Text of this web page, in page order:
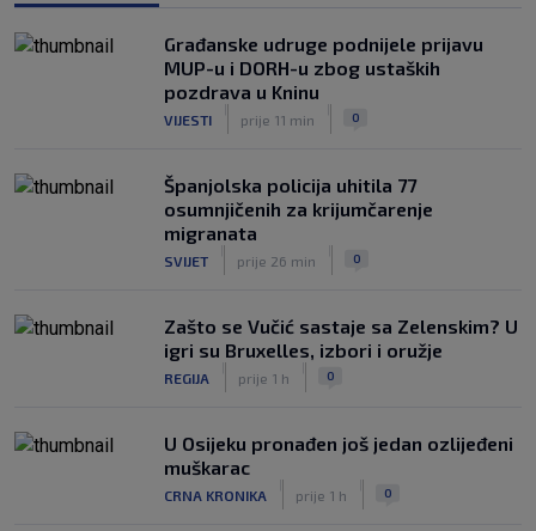
Građanske udruge podnijele prijavu
MUP-u i DORH-u zbog ustaških
pozdrava u Kninu
VIJESTI prije 11 min 0
Španjolska policija uhitila 77
osumnjičenih za krijumčarenje
migranata
SVIJET prije 26 min 0
Zašto se Vučić sastaje sa Zelenskim? U
igri su Bruxelles, izbori i oružje
REGIJA prije 1 h 0
U Osijeku pronađen još jedan ozlijeđeni
muškarac
CRNA KRONIKA prije 1 h 0